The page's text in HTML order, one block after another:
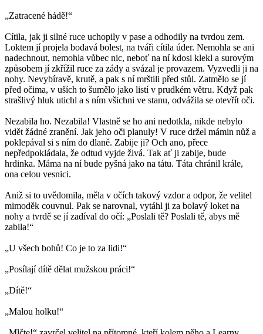
„Zatracené hádě!“
Cítila, jak ji silné ruce uchopily v pase a odhodily na tvrdou zem.
Loktem jí projela bodavá bolest, na tváři cítila úder. Nemohla se ani
nadechnout, nemohla vůbec nic, neboť na ní kdosi klekl a surovým
způsobem jí zkřížil ruce za zády a svázal je provazem. Vyzvedli ji na
nohy. Nevybíravě, krutě, a pak s ní mrštili před stůl. Zatmělo se jí
před očima, v uších to šumělo jako listí v prudkém větru. Když pak
strašlivý hluk utichl a s ním všichni ve stanu, odvážila se otevřít oči.
Nezabila ho. Nezabila! Vlastně se ho ani nedotkla, nikde nebylo
vidět žádné zranění. Jak jeho oči planuly! V ruce držel mámin nůž a
poklepával si s ním do dlaně. Zabije ji? Och ano, přece
nepředpokládala, že odtud vyjde živá. Tak ať ji zabije, bude
hrdinka. Máma na ní bude pyšná jako na tátu. Táta chránil krále,
ona celou vesnici.
Aniž si to uvědomila, měla v očích takový vzdor a odpor, že velitel
mimoděk couvnul. Pak se narovnal, vytáhl ji za bolavý loket na
nohy a tvrdě se jí zadíval do očí: „Poslali tě? Poslali tě, abys mě
zabila!“
„U všech bohů! Co je to za lidi!“
„Posílají dítě dělat mužskou práci!“
„Dítě!“
„Malou holku!“